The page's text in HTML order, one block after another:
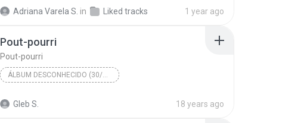
Adriana Varela S. in Liked tracks 1 year ago
Pout-pourri
Pout-pourri
ÁLBUM DESCONHECIDO (30/5/2008 19:30:01)
Gleb S. 18 years ago